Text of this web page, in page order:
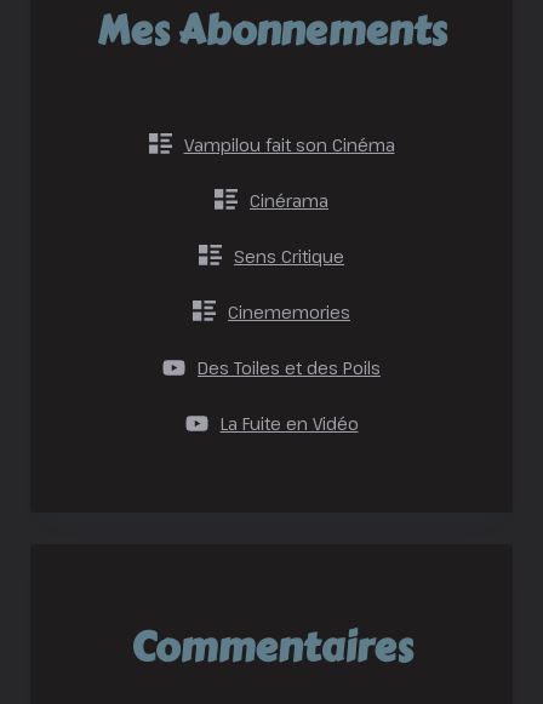
Mes Abonnements
Vampilou fait son Cinéma
Cinérama
Sens Critique
Cinememories
Des Toiles et des Poils
La Fuite en Vidéo
Commentaires